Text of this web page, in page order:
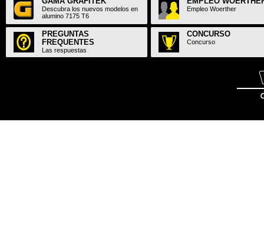
Descubra los nuevos modelos en
alumino 7175 T6
PREGUNTAS
FREQUENTES
Las respuestas
Empleo Woerther
CONCURSO
Concurso